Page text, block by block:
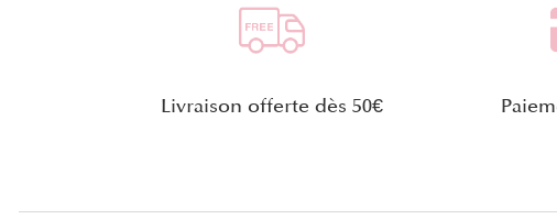
Livraison offerte dès 50€